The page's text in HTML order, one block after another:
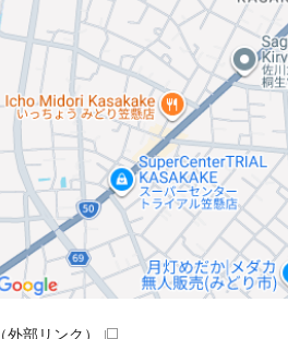
（外部リンク）